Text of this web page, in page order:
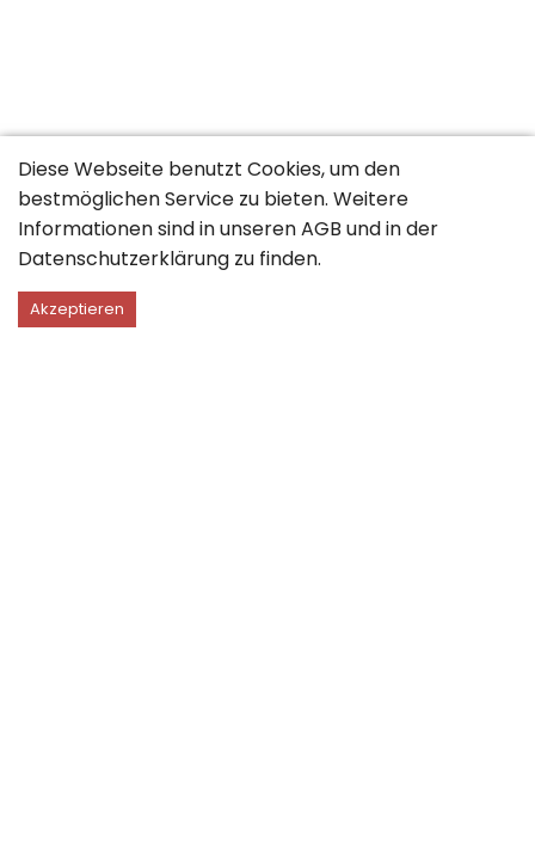
Diese Webseite benutzt Cookies, um den
bestmöglichen Service zu bieten. Weitere
Informationen sind in unserenAGB und in der
Datenschutzerklärung zu finden.
Akzeptieren